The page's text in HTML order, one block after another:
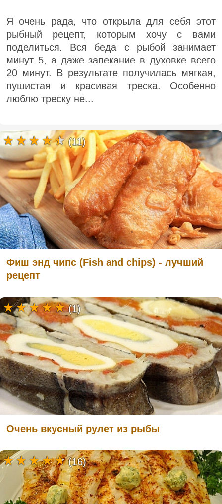
Я очень рада, что открыла для себя этот
рыбный рецепт, которым хочу с вами
поделиться. Вся беда с рыбой занимает
минут 5, а даже запекание в духовке всего
20 минут. В результате получилась мягкая,
пушистая и красивая треска. Особенно
люблю треску не...
Фиш энд чипс (Fish and chips) - лучший
рецепт
(11)
Очень вкусный рулет из рыбы
(1)
(16)